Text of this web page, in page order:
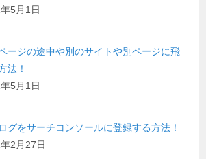
5月1日
ージの途中や別のサイトや別ページに飛
法！
5月1日
グをサーチコンソールに登録する方法！
2月27日